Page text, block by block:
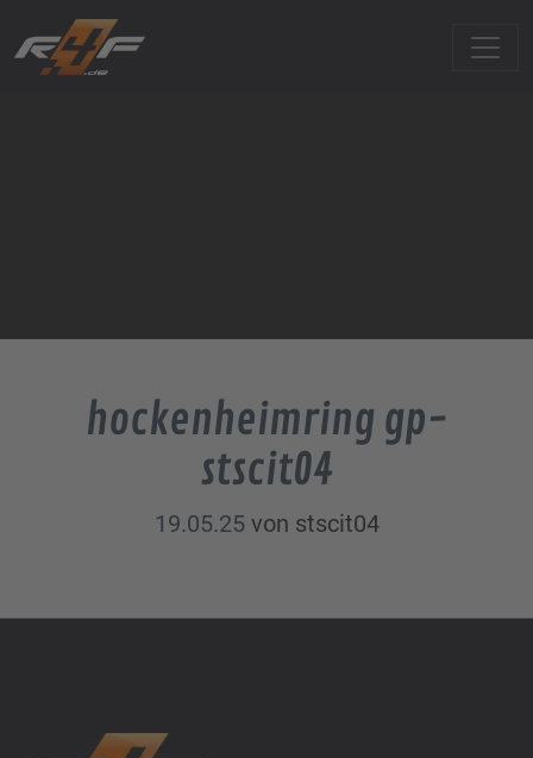
hockenheimring gp-
stscit04
19.05.25 von stscit04